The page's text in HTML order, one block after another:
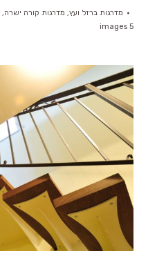
מדרגות ברזל ועץ, מדרגות קורה ישרה,
5 images